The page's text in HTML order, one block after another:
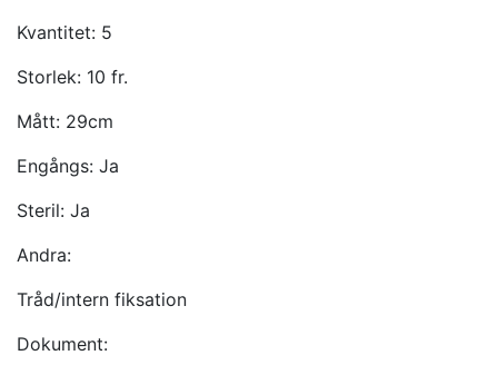
Kvantitet: 5
Storlek: 10 fr.
Mått: 29cm
Engångs: Ja
Steril: Ja
Andra:
Tråd/intern fiksation
Dokument: